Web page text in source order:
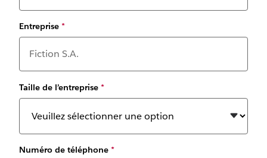
Entreprise *
Taille de l’entreprise *
Numéro de téléphone *